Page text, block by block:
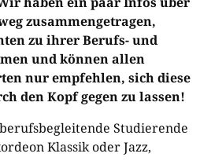
zusammengetragen,
zu ihrer Berufs- und
und können allen
nur empfehlen, sich diese
den Kopf gegen zu lassen!
Studierende
Klassik oder Jazz,